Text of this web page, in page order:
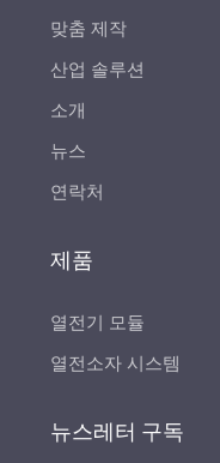
맞춤 제작
산업 솔루션
소개
뉴스
연락처
제품
열전기 모듈
열전소자 시스템
뉴스레터 구독